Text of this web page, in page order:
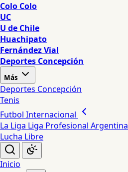
Colo Colo
UC
U de Chile
Huachipato
Fernández Vial
Deportes Concepción
Más
Deportes Concepción
Tenis
Futbol Internacional
La Liga Liga Profesional Argentina
Lucha Libre
Inicio